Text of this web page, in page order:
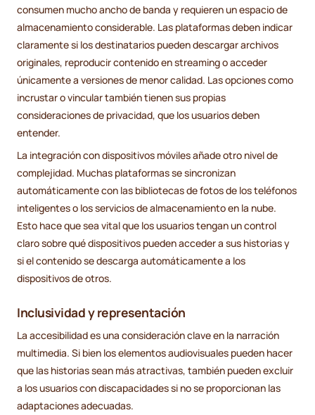
consumen mucho ancho de banda y requieren un espacio de
almacenamiento considerable. Las plataformas deben indicar
claramente si los destinatarios pueden descargar archivos
originales, reproducir contenido en streaming o acceder
únicamente a versiones de menor calidad. Las opciones como
incrustar o vincular también tienen sus propias
consideraciones de privacidad, que los usuarios deben
entender.
La integración con dispositivos móviles añade otro nivel de
complejidad. Muchas plataformas se sincronizan
automáticamente con las bibliotecas de fotos de los teléfonos
inteligentes o los servicios de almacenamiento en la nube.
Esto hace que sea vital que los usuarios tengan un control
claro sobre qué dispositivos pueden acceder a sus historias y
si el contenido se descarga automáticamente a los
dispositivos de otros.
Inclusividad y representación
La accesibilidad es una consideración clave en la narración
multimedia. Si bien los elementos audiovisuales pueden hacer
que las historias sean más atractivas, también pueden excluir
a los usuarios con discapacidades si no se proporcionan las
adaptaciones adecuadas.